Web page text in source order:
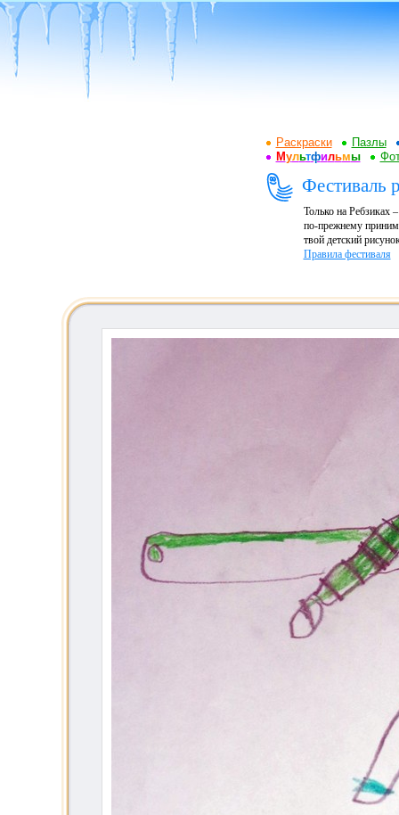
Раскраски
Пазлы
Мультфильмы
Фестиваль
Только на Ребзиках
по-прежнему
твой детский
Правила фестиваля